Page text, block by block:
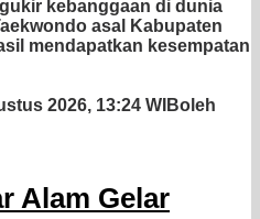
kebanggaan di dunia
asal Kabupaten
mendapatkan kesempatan
2026, 13:24 WIBoleh
Alam Gelar